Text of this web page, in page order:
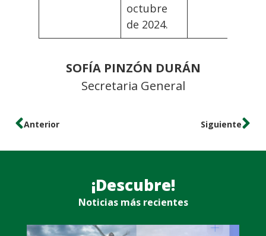
octubre
de 2024.
SOFÍA PINZÓN DURÁN
Secretaria General
Anterior Siguiente
¡Descubre!
Noticias más recientes